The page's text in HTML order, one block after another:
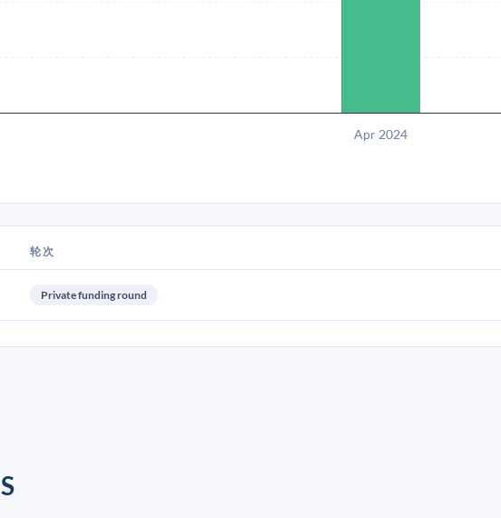
Apr 2024
轮次
Private funding round